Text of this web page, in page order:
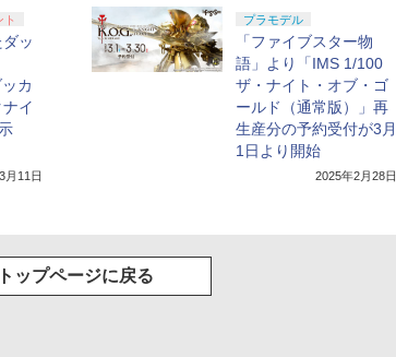
ト
ッ
カ
イ
月11日
プラモデル
「ファイブスター物
語」より「IMS 1/100
ザ・ナイト・オブ・ゴ
ールド（通常版）」再
生産分の予約受付が3月
1日より開始
2025年2月28日
トップページに戻る